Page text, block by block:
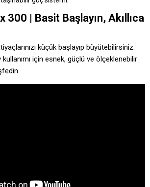
300 | Basit Başlayın, Akıllıca
küçük başlayıp büyütebilirsiniz.
için esnek, güçlü ve ölçeklenebilir